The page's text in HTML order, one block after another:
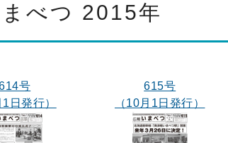
べつ 2015年
号
1日発行）
615号
（10月1日発行）